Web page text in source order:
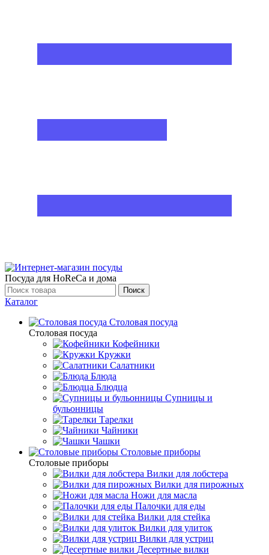
Посуда для HoReCa и дома
Поиск
Каталог
Столовая посуда
Столовая посуда
Кофейники
Кружки
Салатники
Блюда
Блюдца
Супницы и
бульонницы
Тарелки
Чайники
Чашки
Cтоловые приборы
Cтоловые приборы
Вилки для лобстера
Вилки для пирожных
Ножи для масла
Палочки для еды
Вилки для стейка
Вилки для улиток
Вилки для устриц
Десертные вилки